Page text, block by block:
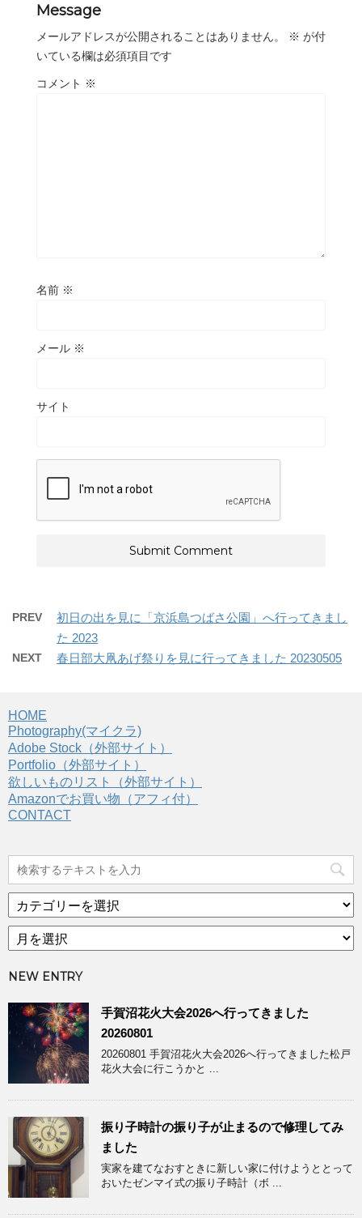
Message
メールアドレスが公開されることはありません。 ※ が付
いている欄は必須項目です
コメント ※
名前 ※
メール ※
サイト
PREV
初日の出を見に「京浜島つばさ公園」へ行ってきまし
た 2023
NEXT 春日部大凧あげ祭りを見に行ってきました 20230505
HOME
Photography(マイクラ)
Adobe Stock（外部サイト）
Portfolio（外部サイト）
欲しいものリスト（外部サイト）
Amazonでお買い物（アフィ付）
CONTACT
テ
ゴ
リ
ア
ー
イ
ブ
NEW ENTRY
手賀沼花火大会2026へ行ってきました
20260801
20260801 手賀沼花火大会2026へ行ってきました松戸
花火大会に行こうかと ...
振り子時計の振り子が止まるので修理してみ
ました
実家を建てなおすときに新しい家に付けようととって
おいたゼンマイ式の振り子時計（ボ ...